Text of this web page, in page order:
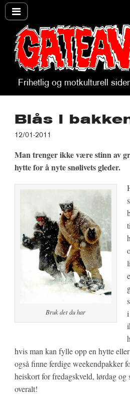
Gateavisa
Frihetlig og motkulturell
Blås i
12/01-2011
Man trenger ikke være stinn av
hytte for å nyte snølivets gleder.
Bruk det du har
i
hvis man kan fylle opp en hytte
også finne ferdige weekendpakker
heiskort for fredagskveld, lørdag og
overalt!